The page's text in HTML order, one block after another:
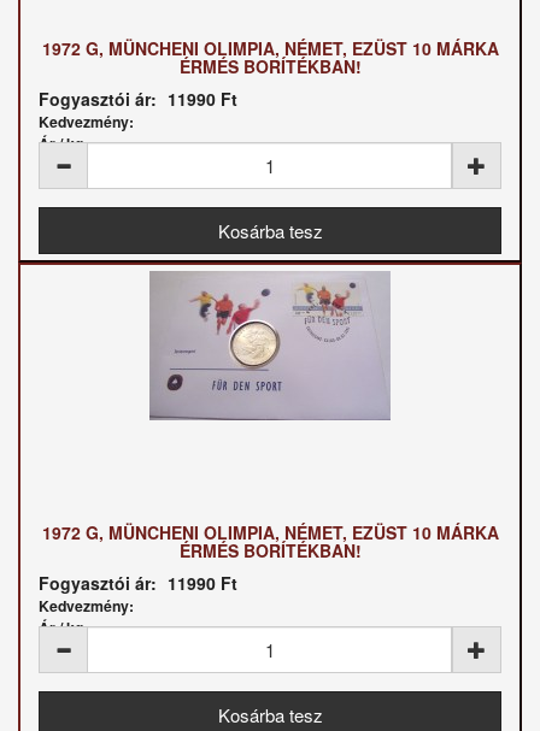
1972 G, MÜNCHENI OLIMPIA, NÉMET, EZÜST 10 MÁRKA
ÉRMÉS BORÍTÉKBAN!
Fogyasztói ár: 11990 Ft
Kedvezmény:
Ár / kg:
1972 G, MÜNCHENI OLIMPIA, NÉMET, EZÜST 10 MÁRKA
ÉRMÉS BORÍTÉKBAN!
Fogyasztói ár: 11990 Ft
Kedvezmény:
Ár / kg: